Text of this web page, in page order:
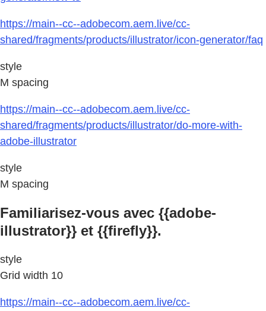
https://main--cc--adobecom.aem.live/cc-
shared/fragments/products/illustrator/icon-generator/faq
style
M spacing
https://main--cc--adobecom.aem.live/cc-
shared/fragments/products/illustrator/do-more-with-
adobe-illustrator
style
M spacing
Familiarisez-vous avec {{adobe-
illustrator}} et {{firefly}}.
style
Grid width 10
https://main--cc--adobecom.aem.live/cc-